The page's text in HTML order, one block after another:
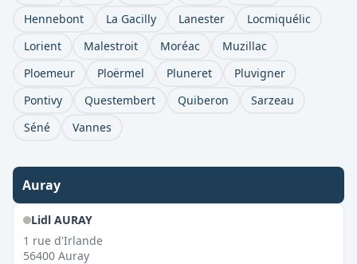
Hennebont
La Gacilly Lanester
Locmiquélic
Lorient
Malestroit Moréac
Muzillac
Ploemeur
Ploërmel Pluneret
Pluvigner
Pontivy
Questembert Quiberon
Sarzeau
Séné
Vannes
Auray
Lidl AURAY
1 rue d'Irlande
56400 Auray